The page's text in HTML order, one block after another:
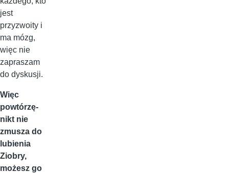
jest
przyzwoity i
ma mózg,
więc nie
zapraszam
do dyskusji.
Więc
powtórzę-
nikt nie
zmusza do
lubienia
Ziobry,
możesz go